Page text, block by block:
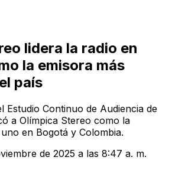
lidera la radio en
la emisora más
país
Estudio Continuo de Audiencia de
a Olímpica Stereo como la
en Bogotá y Colombia.
de 2025 a las 8:47 a. m.